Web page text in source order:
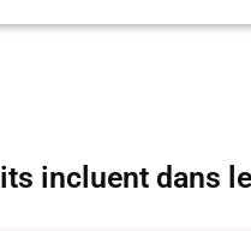
incluent dans